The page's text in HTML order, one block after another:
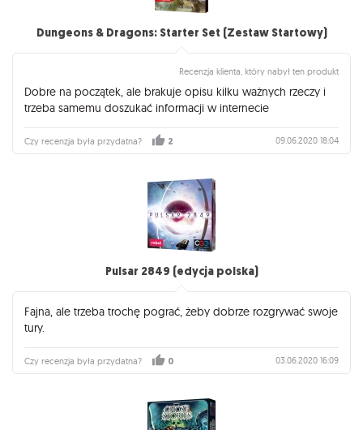
Dungeons & Dragons: Starter Set (Zestaw Startowy)
Recenzja klienta, który nabył ten produkt
Dobre na początek, ale brakuje opisu kilku ważnych rzeczy i
trzeba samemu doszukać informacji w internecie
Czy recenzja była przydatna? 2 09.06.2020 18:04
Pulsar 2849 (edycja polska)
Fajna, ale trzeba trochę pograć, żeby dobrze rozgrywać swoje
tury.
Czy recenzja była przydatna? 0 03.06.2020 16:09